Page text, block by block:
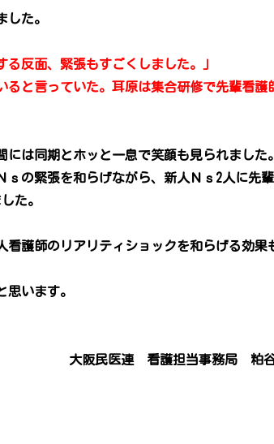
た。
反面、緊張もすごくしました。」
ると言っていた。耳原は集合研修で先輩看護
は同期とホッと一息で笑顔も見られました
の緊張を和らげながら、新人Ｎｓ2人に先
た。
護師のリアリティショックを和らげる効果
います。
大阪民医連 看護担当事務局 粕